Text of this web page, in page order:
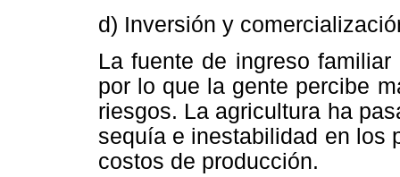
d) Inversión y
La fuente de ingreso
por lo que la gente percibe
riesgos. La agricultura ha
sequía e inestabilidad en los
costos de producción.